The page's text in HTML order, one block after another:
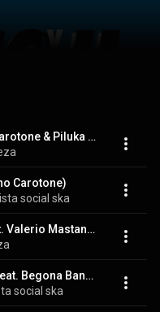
Malacabeza (feat. Tonino Carotone & Piluka Aranguren)
Carotone)
social ska
Er tranquillante nostro (feat. Valerio Mastandrea & Lele Vannoli)
Figlia unica [Figlio unico] (feat. Begona Bang Matu)
social ska